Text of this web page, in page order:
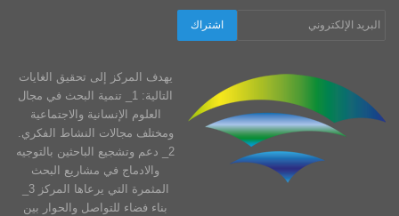
يهدف المركز إلى تحقيق الغايات
التالية: 1_ تنمية البحث في مجال
العلوم الإنسانية والاجتماعية
ومختلف مجالات النشاط الفكري.
2_ دعم وتشجيع الباحثين بالتوجيه
والادماج في مشاريع البحث
بناء فضاء للتواصل والحوار بين